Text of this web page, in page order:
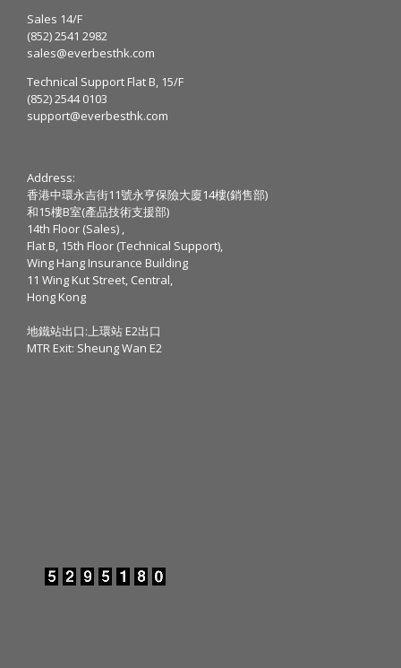
Sales 14/F
(852) 2541 2982
sales@everbesthk.com
Technical Support Flat B, 15/F
(852) 2544 0103
support@everbesthk.com
Address:
香港中環永吉街11號永亨保險大廈14樓(銷售部)
和15樓B室(產品技術支援部)
14th Floor (Sales) ,
Flat B, 15th Floor (Technical Support),
Wing Hang Insurance Building
11 Wing Kut Street, Central,
Hong Kong
地鐵站出口:上環站 E2出口
MTR Exit: Sheung Wan E2